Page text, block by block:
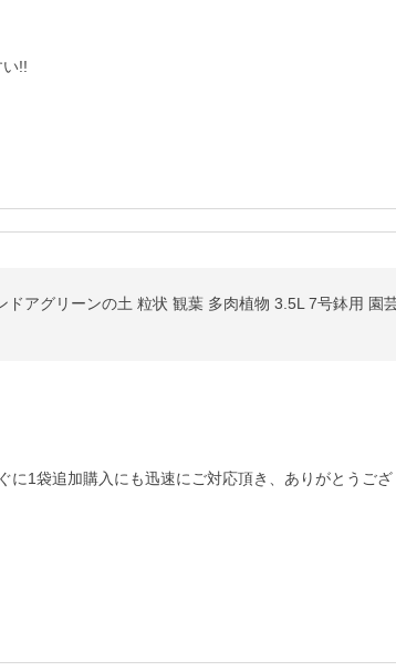
!!
アグリーンの土 粒状 観葉 多肉植物 3.5L 7号鉢用 園
に1袋追加購入にも迅速にご対応頂き、ありがとうござ